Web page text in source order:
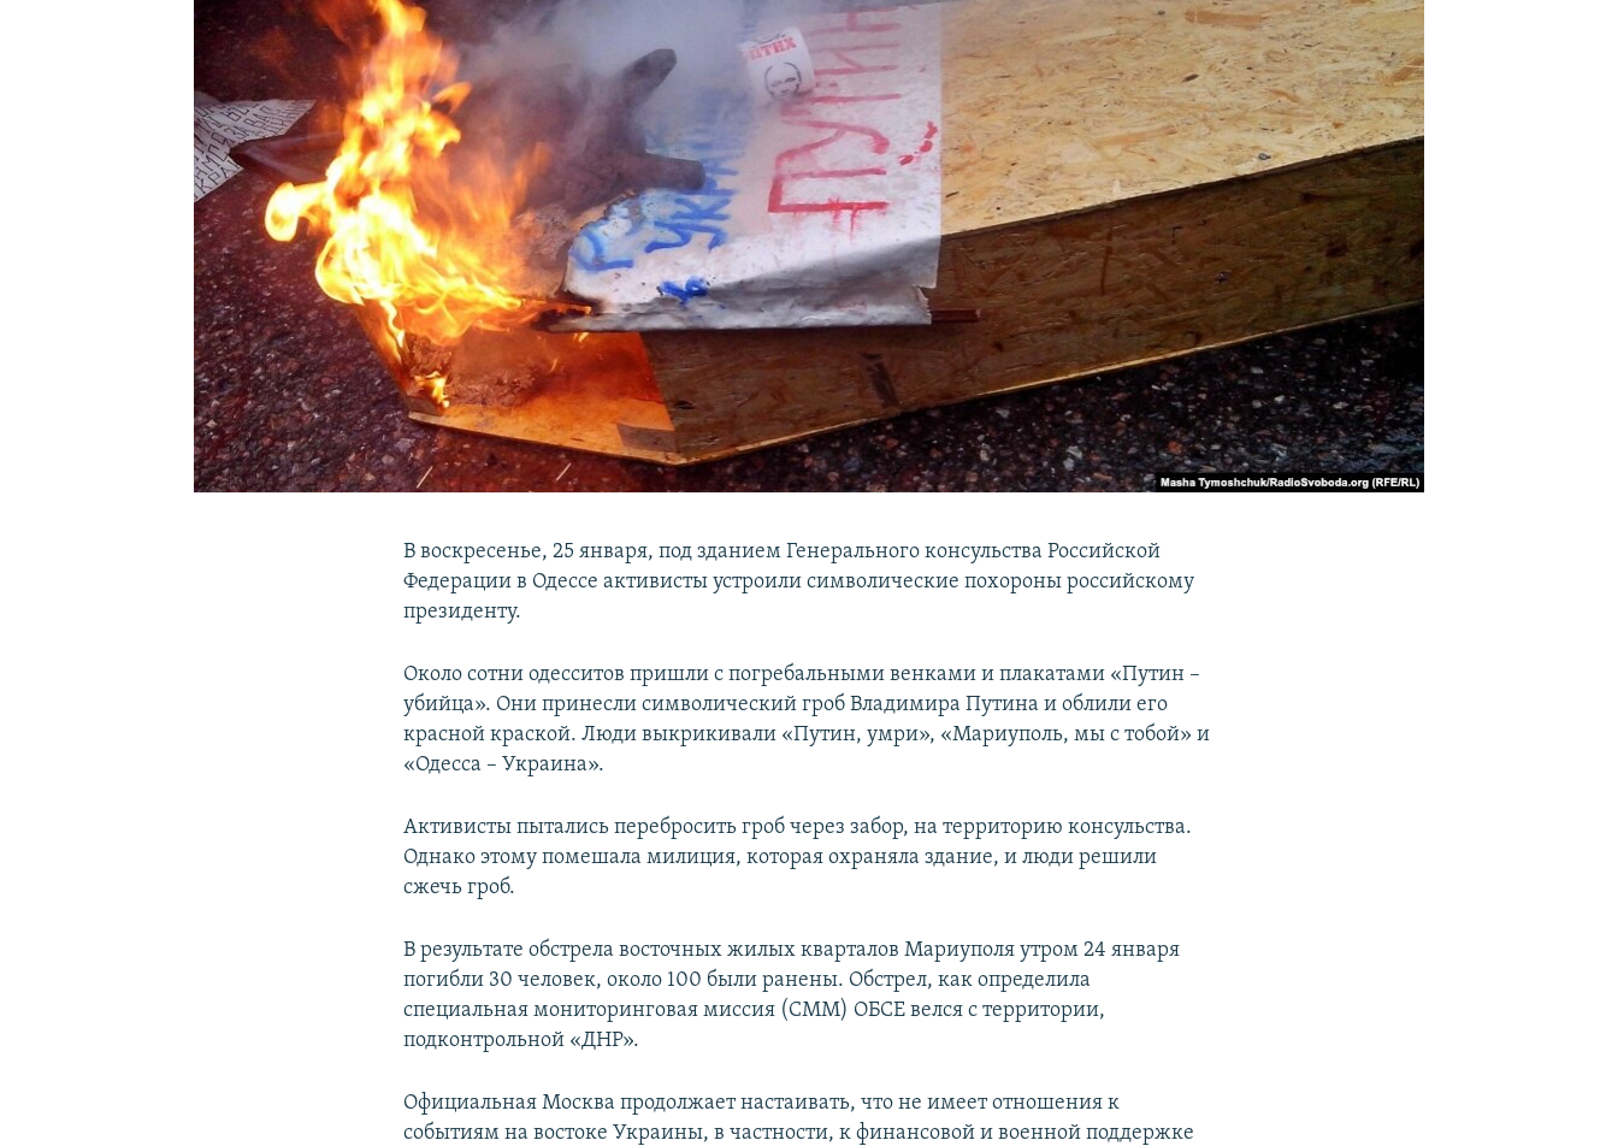
УКРАИНСКАЯ ПРОБЛЕМА КРЫМА
В воскресенье, 25 января, под зданием Генерального консульства Российской
Федерации в Одессе активисты устроили символические похороны российскому
президенту.
Около сотни одесситов пришли с погребальными венками и плакатами «Путин –
убийца». Они принесли символический гроб Владимира Путина и облили его
красной краской. Люди выкрикивали «Путин, умри», «Мариуполь, мы с тобой» и
«Одесса – Украина».
Активисты пытались перебросить гроб через забор, на территорию консульства.
Однако этому помешала милиция, которая охраняла здание, и люди решили
сжечь гроб.
В результате обстрела восточных жилых кварталов Мариуполя утром 24 января
погибли 30 человек, около 100 были ранены. Обстрел, как определила
специальная мониторинговая миссия (СММ) ОБСЕ велся с территории,
подконтрольной «ДНР».
Официальная Москва продолжает настаивать, что не имеет отношения к
событиям на востоке Украины, в частности, к финансовой и военной поддержке